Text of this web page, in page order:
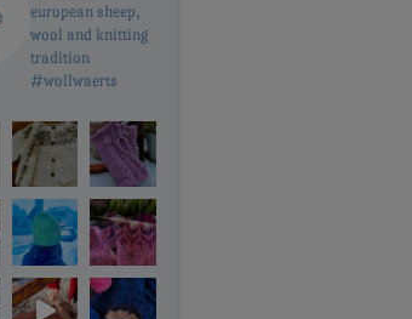
european sheep,
wool and knitting
tradition
#wollwaerts